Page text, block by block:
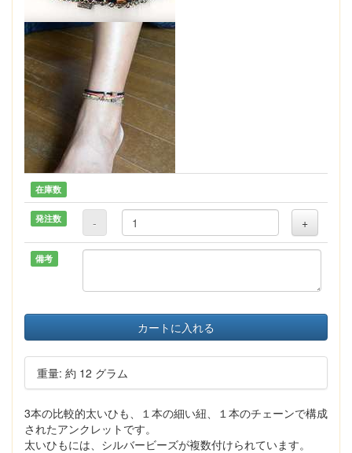
在庫数
発注数 - +
備考
カートに入れる
重量: 約 12 グラム
3本の比較的太いひも、１本の細い紐、１本のチェーンで構成
されたアンクレットです。
太いひもには、シルバービーズが複数付けられています。